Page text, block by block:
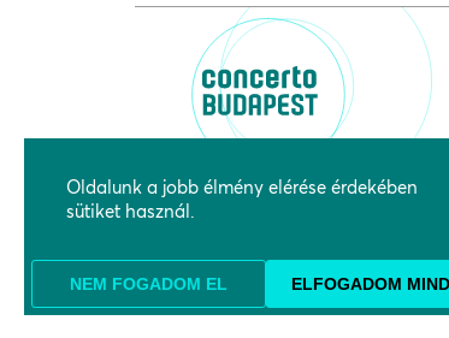
Oldalunk a jobb élmény elérése érdekében
sütiket használ.
NEM FOGADOM EL ELFOGADOM